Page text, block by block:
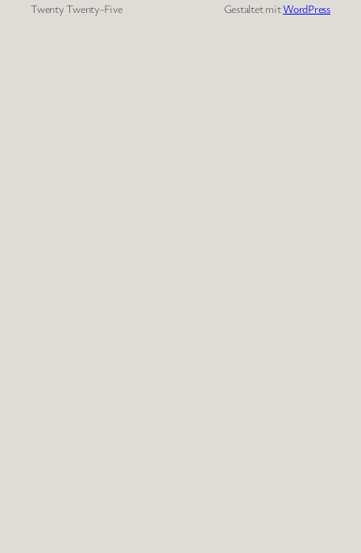
Twenty Twenty-Five Gestaltet mitWordPress